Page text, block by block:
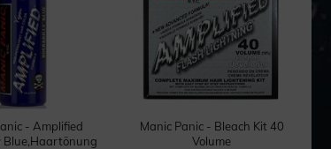
- Amplified
Blue,Haartönung
Manic Panic - Bleach Kit 40
Volume